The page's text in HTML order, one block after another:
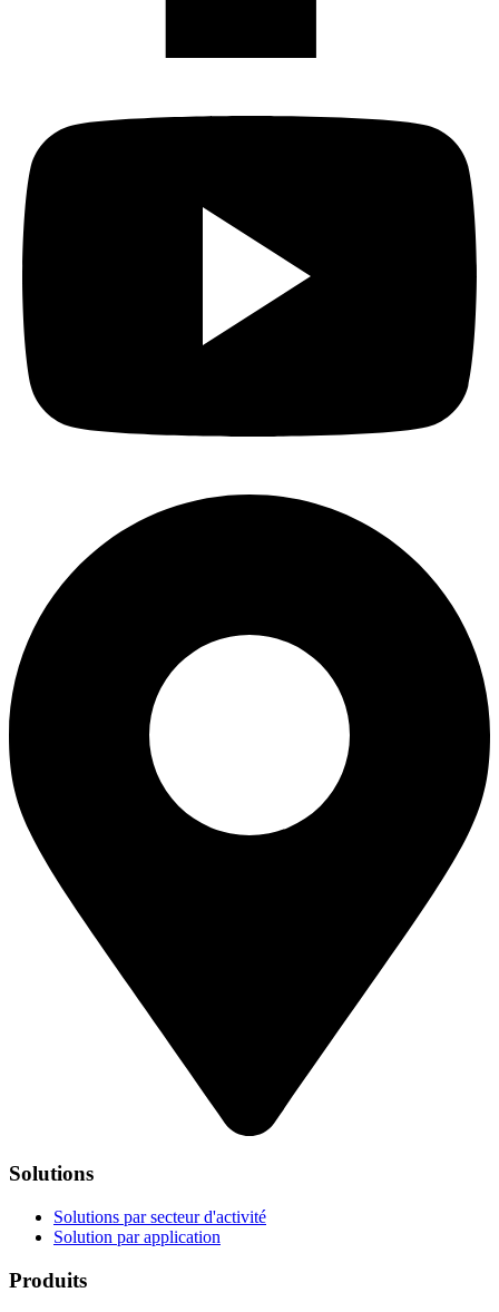
Solutions
Solutions par secteur d'activité
Solution par application
Produits